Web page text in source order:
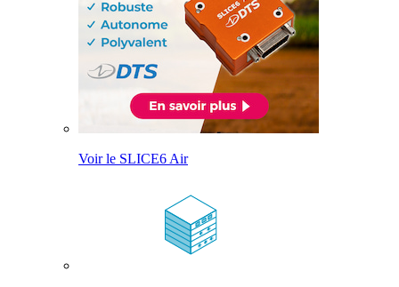
Voir le SLICE6 Air